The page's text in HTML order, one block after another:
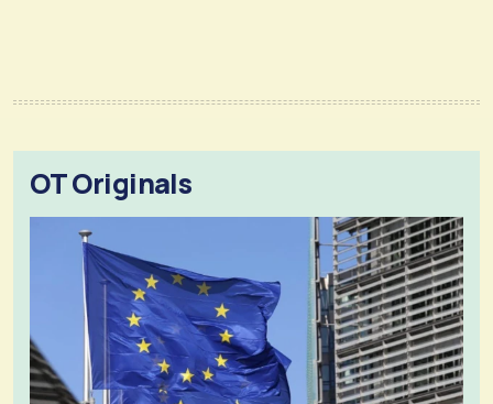
OT Originals